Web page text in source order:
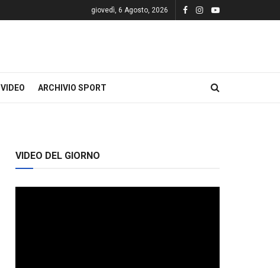
giovedì, 6 Agosto, 2026
VIDEO ARCHIVIO SPORT
VIDEO DEL GIORNO